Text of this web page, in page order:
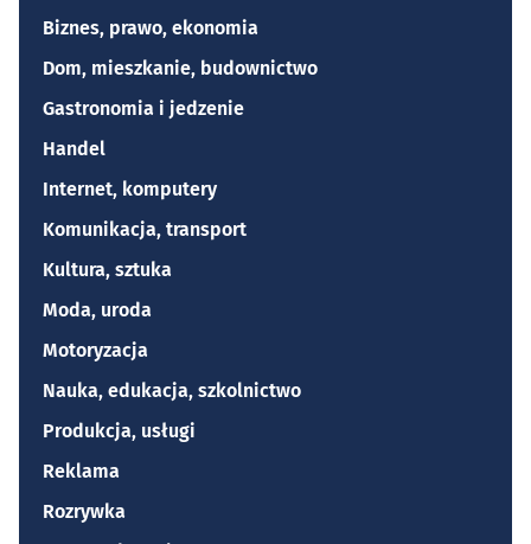
Biznes, prawo, ekonomia
Dom, mieszkanie, budownictwo
Gastronomia i jedzenie
Handel
Internet, komputery
Komunikacja, transport
Kultura, sztuka
Moda, uroda
Motoryzacja
Nauka, edukacja, szkolnictwo
Produkcja, usługi
Reklama
Rozrywka